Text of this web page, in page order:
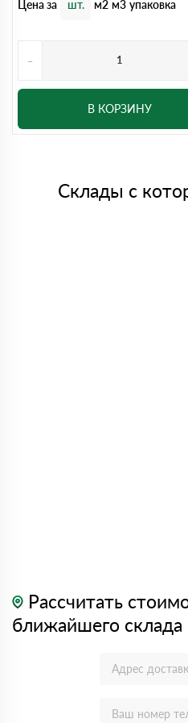
Цена за шт. м2 м3 упаковка
-
В КОРЗИНУ
Склады с
Рассчитать
ближайшего склада